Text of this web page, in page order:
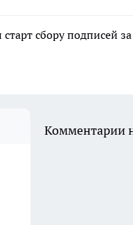
сбору подписей
Комментарии